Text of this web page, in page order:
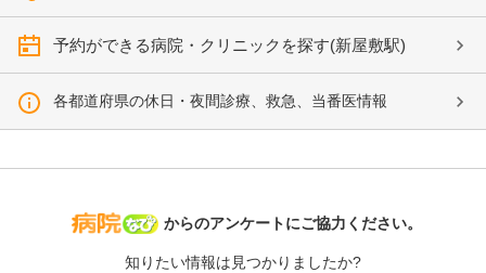
予約ができる病院・クリニックを探す(新屋敷駅)
各都道府県の休日・夜間診療、救急、当番医情報
病院なび
からのアンケートにご協力ください。
知りたい情報は見つかりましたか?